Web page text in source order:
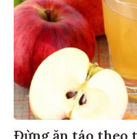
Đừng ăn táo theo